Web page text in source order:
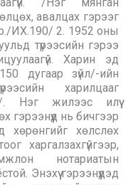
авалцах гэрээг
ИХ.190/ 2. 1952 оны
түрээсийн гэрээ
Харин эд
дугаар зүйл/-ийн
харилцааг
. Нэг жилээс илүү
гэрээнүүд нь бичгээр
хөрөнгийг хөлслөх
харгалзахгүйгээр,
нотариатын
Энэхүү гэрээнүүдэд